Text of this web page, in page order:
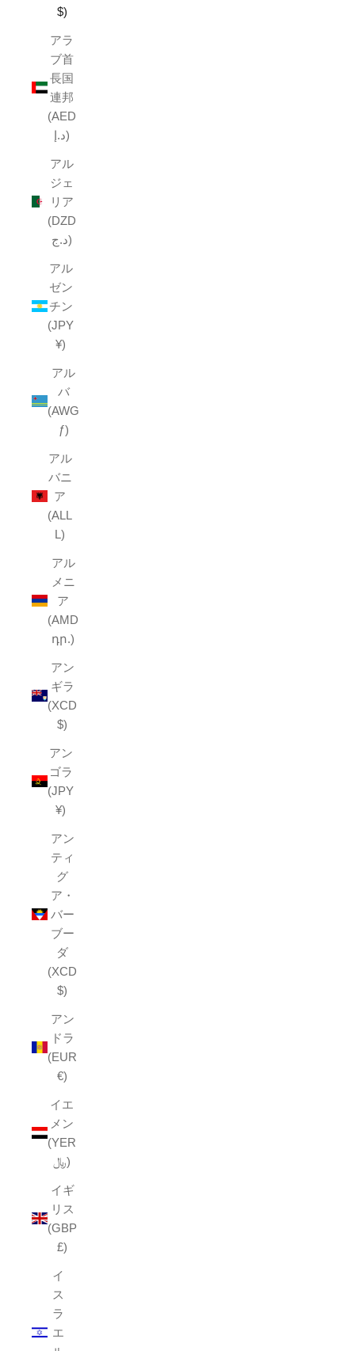
$)
アラ
ブ首
長国
連邦
(AED
د.إ)
アル
ジェ
リア
(DZD
د.ج)
アル
ゼン
チン
(JPY
¥)
アル
バ
(AWG
ƒ)
アル
バニ
ア
(ALL
L)
アル
メニ
ア
(AMD
դր.)
アン
ギラ
(XCD
$)
アン
ゴラ
(JPY
¥)
アン
ティ
グ
ア・
バー
ブー
ダ
(XCD
$)
アン
ドラ
(EUR
€)
イエ
メン
(YER
﷼)
イギ
リス
(GBP
£)
イ
ス
ラ
エ